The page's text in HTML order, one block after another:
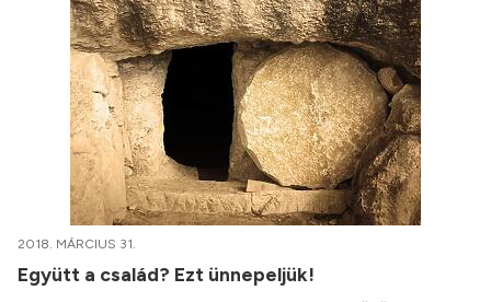
2018. MÁRCIUS 31.
Együtt a család? Ezt ünnepeljük!